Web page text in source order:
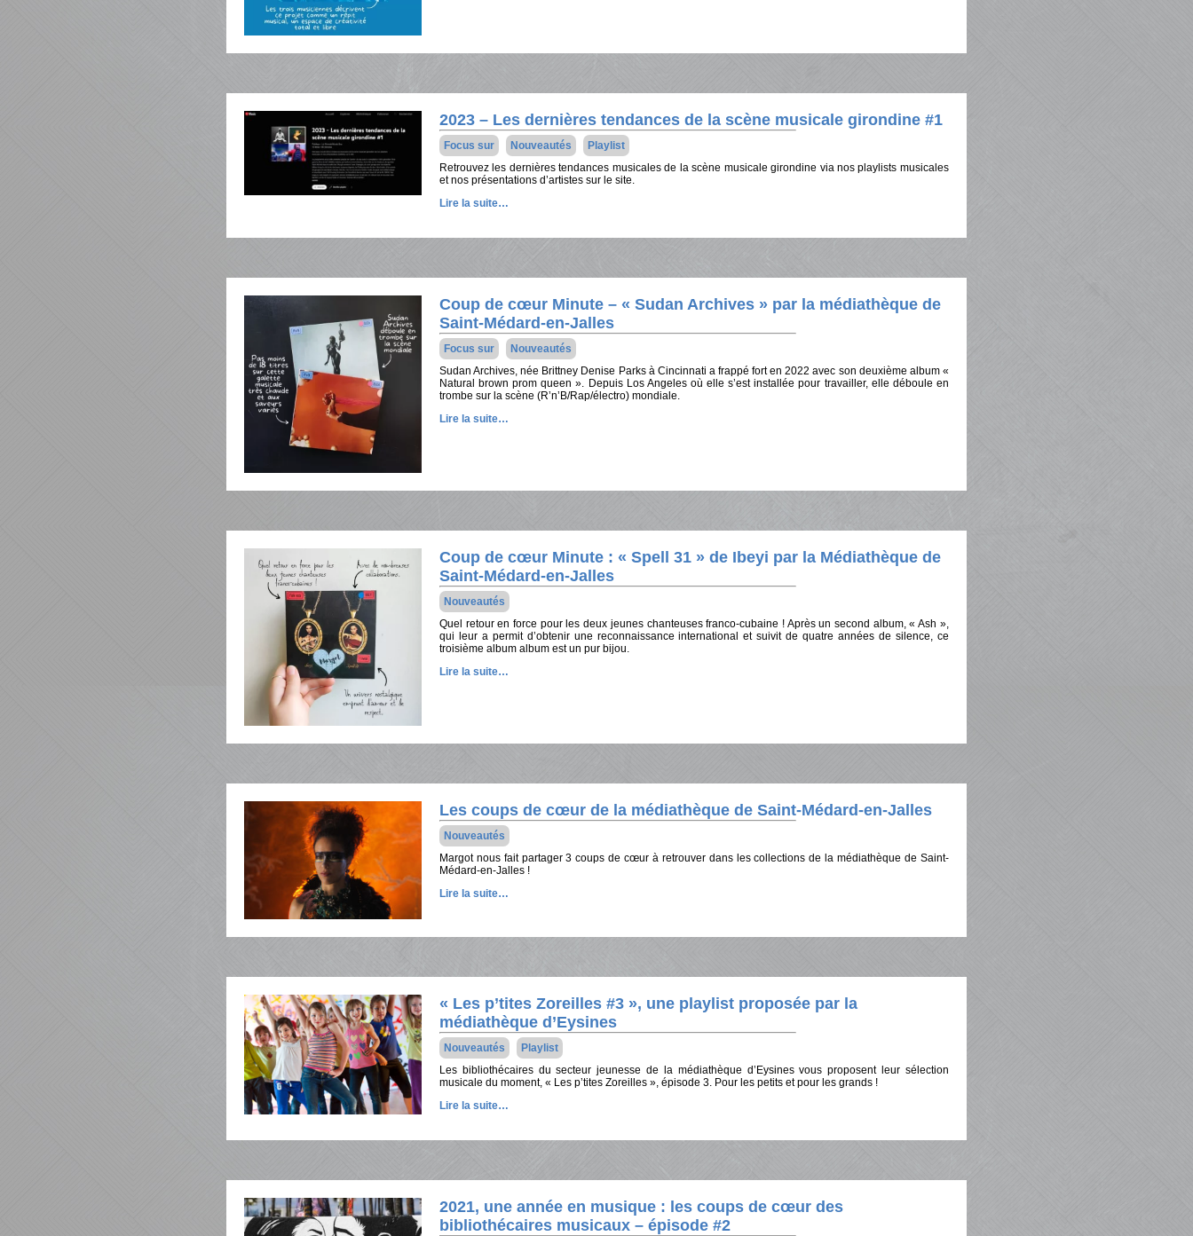
2023 – Les dernières tendances de la scène musicale girondine #1
Focus sur Nouveautés
Playlist
Retrouvez les dernières tendances musicales de la scène musicale girondine via nos playlists musicales
et nos présentations d’artistes sur le site.
Lire la suite…
Coup de cœur Minute – « Sudan Archives » par la médiathèque de
Saint-Médard-en-Jalles
Focus sur
Nouveautés
Sudan Archives, née Brittney Denise Parks à Cincinnati a frappé fort en 2022 avec son deuxième album «
Natural brown prom queen ». Depuis Los Angeles où elle s’est installée pour travailler, elle déboule en
trombe sur la scène (R’n’B/Rap/électro) mondiale.
Lire la suite…
Coup de cœur Minute : « Spell 31 » de Ibeyi par la Médiathèque de
Saint-Médard-en-Jalles
Nouveautés
Quel retour en force pour les deux jeunes chanteuses franco-cubaine ! Après un second album, « Ash »,
qui leur a permit d’obtenir une reconnaissance international et suivit de quatre années de silence, ce
troisième album album est un pur bijou.
Lire la suite…
Les coups de cœur de la médiathèque de Saint-Médard-en-Jalles
Nouveautés
Margot nous fait partager 3 coups de cœur à retrouver dans les collections de la médiathèque de Saint-
Médard-en-Jalles !
Lire la suite…
« Les p’tites Zoreilles #3 », une playlist proposée par la
médiathèque d’Eysines
Nouveautés
Playlist
Les bibliothécaires du secteur jeunesse de la médiathèque d’Eysines vous proposent leur sélection
musicale du moment, « Les p’tites Zoreilles », épisode 3. Pour les petits et pour les grands !
Lire la suite…
2021, une année en musique : les coups de cœur des
bibliothécaires musicaux – épisode #2